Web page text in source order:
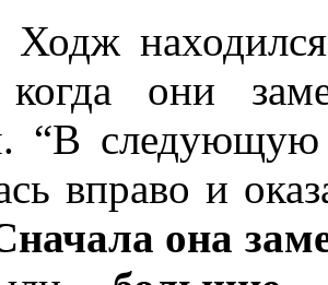
Ходж
когда они
“В следующую
вправо и
она